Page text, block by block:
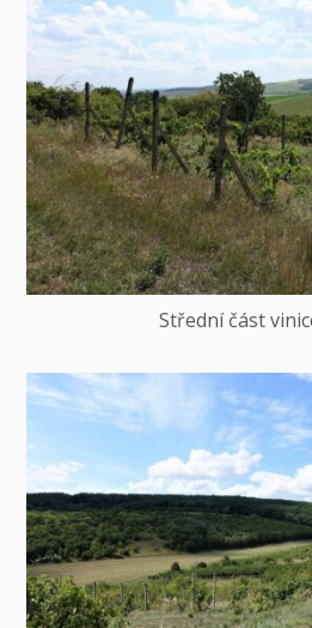
Střední část